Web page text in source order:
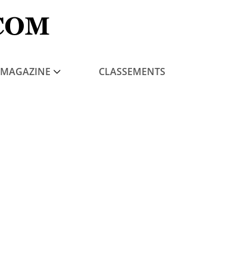
MAGAZINE CLASSEMENTS